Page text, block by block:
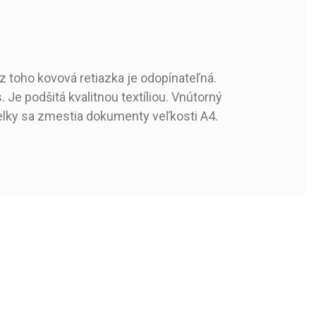
toho kovová retiazka je odopínateľná.
Je podšitá kvalitnou textíliou. Vnútorný
sa zmestia dokumenty veľkosti A4.